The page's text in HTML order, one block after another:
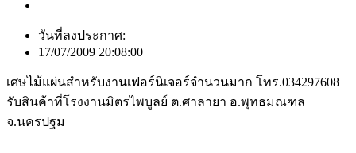
วันที่ลงประกาศ:
17/07/2009 20:08:00
เศษไม้แผ่นสำหรับงานเฟอร์นิเจอร์จำนวนมาก โทร.034297608
รับสินค้าที่โรงงานมิตรไพบูลย์ ต.ศาลายา อ.พุทธมณฑล
จ.นครปฐม